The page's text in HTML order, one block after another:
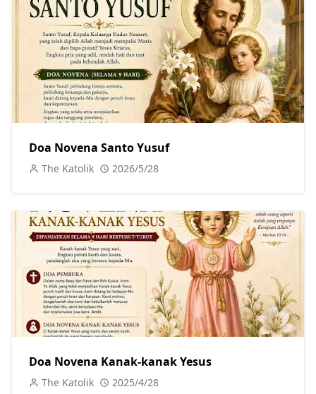
Doa Novena Santo Yusuf
The Katolik 2026/5/28
Doa Novena Kanak-kanak Yesus
The Katolik 2025/4/28